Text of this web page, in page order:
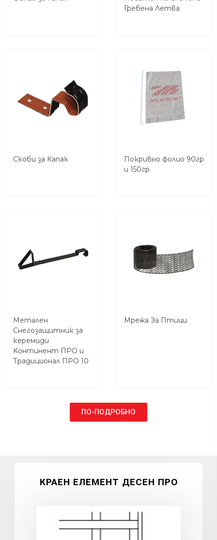
Гребена Летва
Скоби за Капак
Покривно фолио 90гр
и 150гр
Метален
Снегозащитник за
керемиди
Koнтинент ПРО и
Традиционал ПРО 10
Мрежа За Птици
ПО-ПОДРОБНО
КРАЕН ЕЛЕМЕНТ ДЕСЕН ПРО